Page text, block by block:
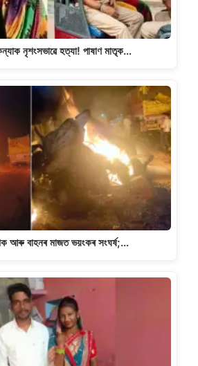
নৃশংসভাৱে হত্যা! পাষাণ মাতৃক…
আৰু বাহনৰ মাজত ভয়ংকৰ সংঘৰ্ষ;…